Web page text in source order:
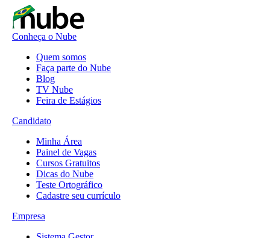
Conheça o Nube
Quem somos
Faça parte do Nube
Blog
TV Nube
Feira de Estágios
Candidato
Minha Área
Painel de Vagas
Cursos Gratuitos
Dicas do Nube
Teste Ortográfico
Cadastre seu currículo
Empresa